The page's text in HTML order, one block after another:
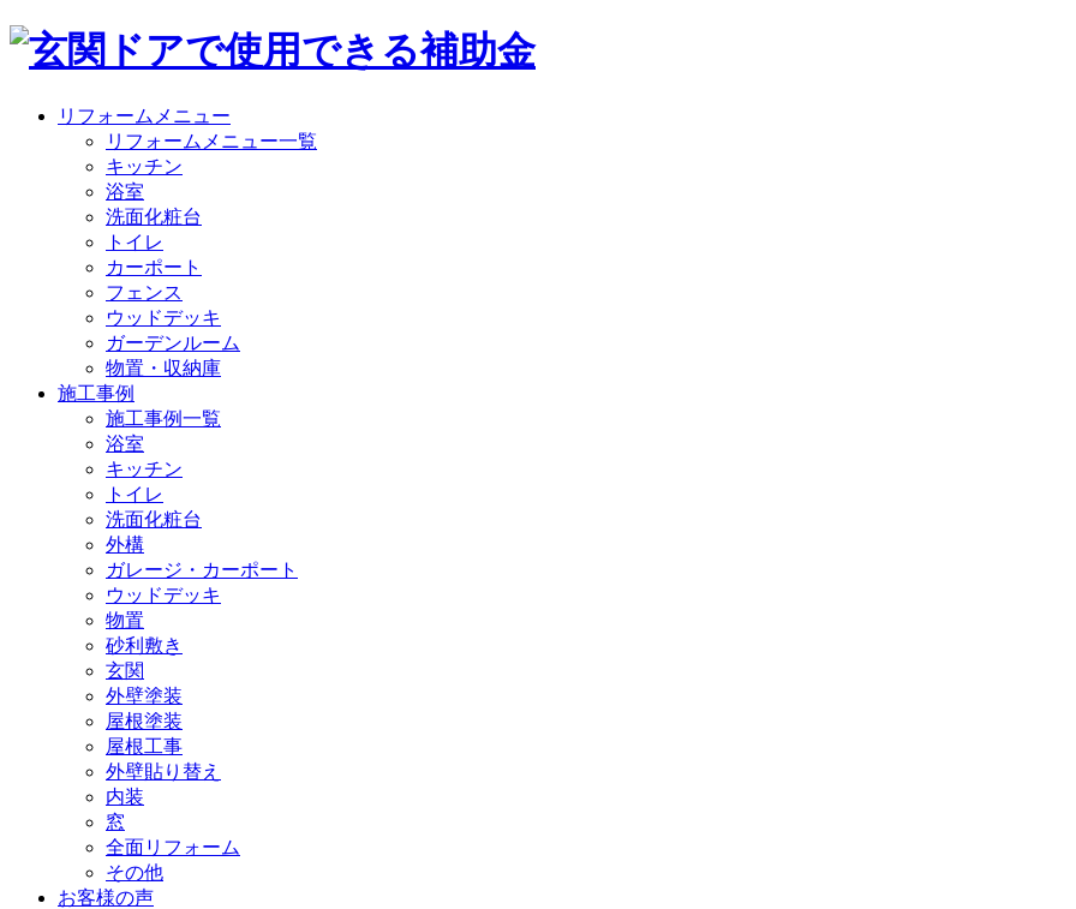
リフォームメニュー
リフォームメニュー一覧
キッチン
浴室
洗面化粧台
トイレ
カーポート
フェンス
ウッドデッキ
ガーデンルーム
物置・収納庫
施工事例
施工事例一覧
浴室
キッチン
トイレ
洗面化粧台
外構
ガレージ・カーポート
ウッドデッキ
物置
砂利敷き
玄関
外壁塗装
屋根塗装
屋根工事
外壁貼り替え
内装
窓
全面リフォーム
その他
お客様の声